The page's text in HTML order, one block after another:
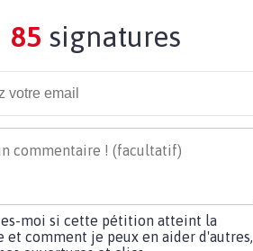
85 signatures
moi si cette pétition atteint la
et comment je peux en aider d'autres,